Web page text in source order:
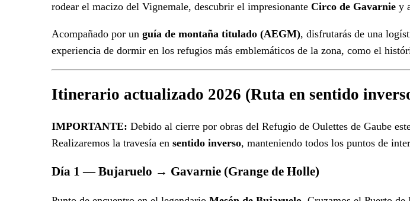
rodear el macizo del Vignemale, descubrir el impresionante Circo de Gavarnie y
Acompañado por un guía de montaña titulado (AEGM), disfrutarás de una
experiencia de dormir en los refugios más emblemáticos de la zona, como el
Itinerario actualizado 2026 (Ruta en sentido
IMPORTANTE: Debido al cierre por obras del Refugio de Oulettes de Gaube
Realizaremos la travesía en sentido inverso, manteniendo todos los puntos de
Día 1 — Bujaruelo → Gavarnie (Grange de Holle)